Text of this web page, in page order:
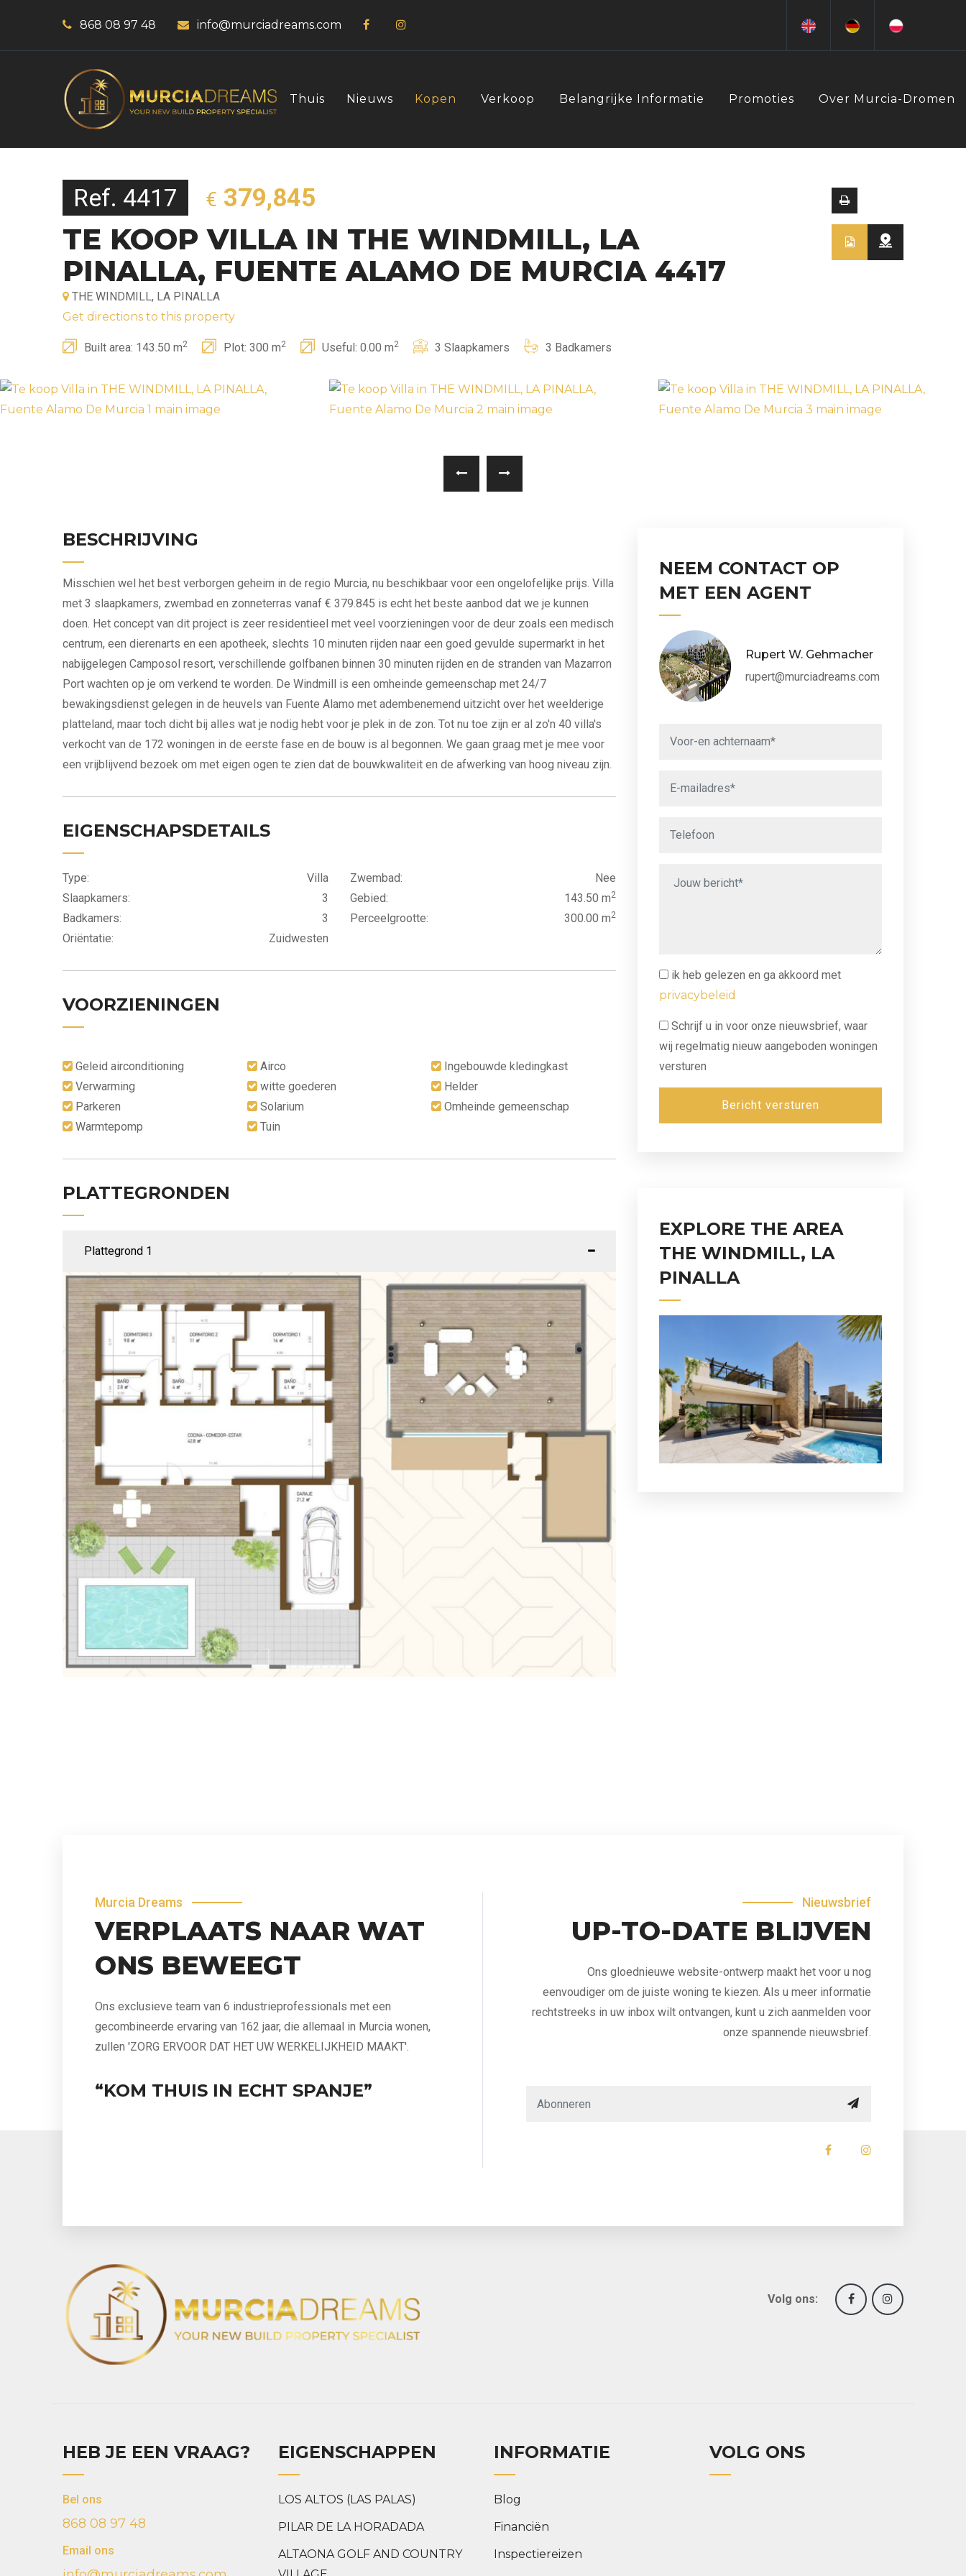
868 08 97 48 info@murciadreams.com
Thuis Nieuws Kopen Verkoop Belangrijke Informatie Promoties Over Murcia-Dromen
Ref. 4417 € 379,845
TE KOOP VILLA IN THE WINDMILL, LA
PINALLA, FUENTE ALAMO DE MURCIA 4417
THE WINDMILL, LA PINALLA
Get directions to this property
Built area: 143.50 m2 Plot: 300 m2 Useful: 0.00 m2 3 Slaapkamers 3 Badkamers
BESCHRIJVING
Misschien wel het best verborgen geheim in de regio Murcia, nu beschikbaar voor een ongelofelijke prijs. Villa
met 3 slaapkamers, zwembad en zonneterras vanaf € 379.845 is echt het beste aanbod dat we je kunnen
doen. Het concept van dit project is zeer residentieel met veel voorzieningen voor de deur zoals een medisch
centrum, een dierenarts en een apotheek, slechts 10 minuten rijden naar een goed gevulde supermarkt in het
nabijgelegen Camposol resort, verschillende golfbanen binnen 30 minuten rijden en de stranden van Mazarron
Port wachten op je om verkend te worden. De Windmill is een omheinde gemeenschap met 24/7
bewakingsdienst gelegen in de heuvels van Fuente Alamo met adembenemend uitzicht over het weelderige
platteland, maar toch dicht bij alles wat je nodig hebt voor je plek in de zon. Tot nu toe zijn er al zo'n 40 villa's
verkocht van de 172 woningen in de eerste fase en de bouw is al begonnen. We gaan graag met je mee voor
een vrijblijvend bezoek om met eigen ogen te zien dat de bouwkwaliteit en de afwerking van hoog niveau zijn.
EIGENSCHAPSDETAILS
Type:
Villa
Slaapkamers:
3
Badkamers:
3
Oriëntatie:
Zuidwesten
Zwembad:
Nee
Gebied:
143.50 m2
Perceelgrootte: 300.00 m2
VOORZIENINGEN
Geleid airconditioning Airco
Ingebouwde kledingkast
Verwarming
witte goederen
Helder
Parkeren
Solarium
Omheinde gemeenschap
Warmtepomp
Tuin
PLATTEGRONDEN
Plattegrond 1
NEEM CONTACT OP
MET EEN AGENT
Rupert W. Gehmacher
rupert@murciadreams.com
ik heb gelezen en ga akkoord met
privacybeleid
Schrijf u in voor onze nieuwsbrief, waar
wij regelmatig nieuw aangeboden woningen
versturen
Bericht versturen
EXPLORE THE AREA
THE WINDMILL, LA
PINALLA
Murcia Dreams
VERPLAATS NAAR WAT
ONS BEWEEGT
Ons exclusieve team van 6 industrieprofessionals met een
gecombineerde ervaring van 162 jaar, die allemaal in Murcia wonen,
zullen 'ZORG ERVOOR DAT HET UW WERKELIJKHEID MAAKT'.
“KOM THUIS IN ECHT SPANJE”
Nieuwsbrief
UP-TO-DATE BLIJVEN
Ons gloednieuwe website-ontwerp maakt het voor u nog
eenvoudiger om de juiste woning te kiezen. Als u meer informatie
rechtstreeks in uw inbox wilt ontvangen, kunt u zich aanmelden voor
onze spannende nieuwsbrief.
Volg ons:
HEB JE EEN VRAAG?
Bel ons
868 08 97 48
Email ons
EIGENSCHAPPEN
LOS ALTOS (LAS PALAS)
PILAR DE LA HORADADA
ALTAONA GOLF AND COUNTRY
INFORMATIE
Blog
Financiën
Inspectiereizen
VOLG ONS